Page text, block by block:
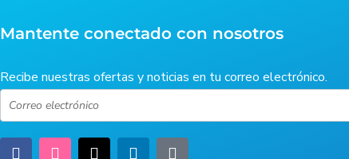
Mantente conectado con nosotros
Recibe nuestras ofertas y noticias en tu correo electrónico.